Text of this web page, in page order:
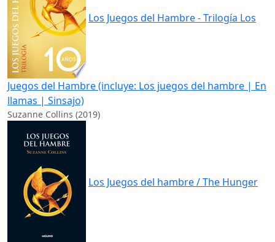
Los Juegos del Hambre - Trilogía Los
Juegos del Hambre (incluye: Los juegos del hambre | En
llamas | Sinsajo)
Suzanne Collins (2019)
Los Juegos del hambre / The Hunger